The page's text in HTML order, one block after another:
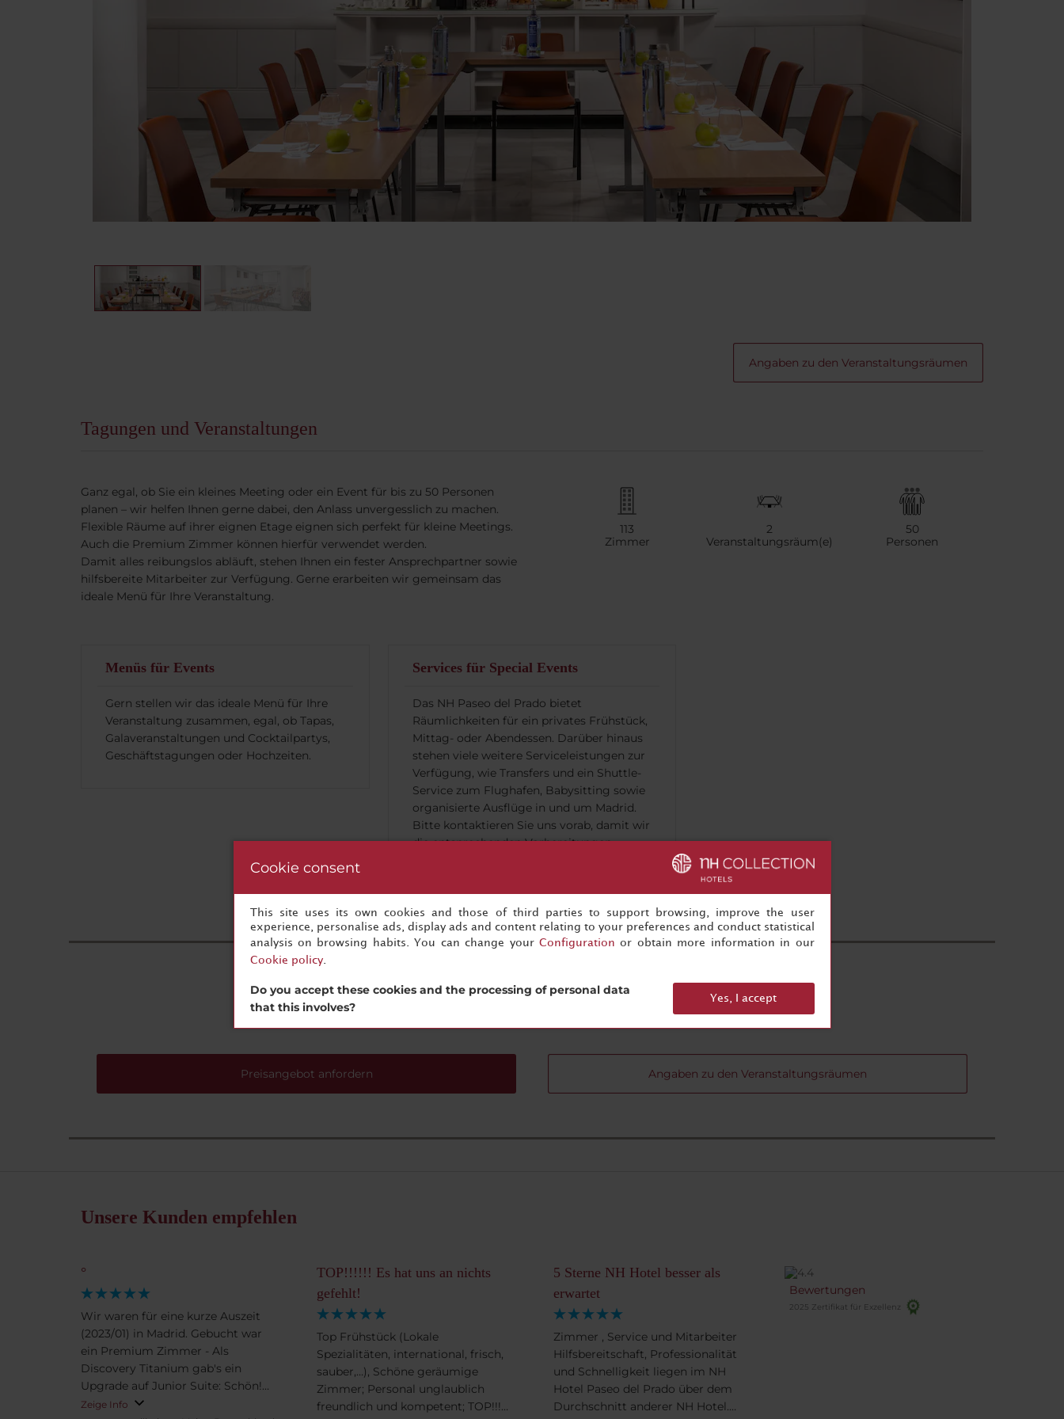
Angaben zu den Veranstaltungsräumen
Tagungen und Veranstaltungen
Ganz egal, ob Sie ein kleines Meeting oder ein Event für bis zu 50 Personen
planen – wir helfen Ihnen gerne dabei, den Anlass unvergesslich zu machen.
Flexible Räume auf ihrer eignen Etage eignen sich perfekt für kleine Meetings.
Auch die Premium Zimmer können hierfür verwendet werden.
Damit alles reibungslos abläuft, stehen Ihnen ein fester Ansprechpartner sowie
hilfsbereite Mitarbeiter zur Verfügung. Gerne erarbeiten wir gemeinsam das
ideale Menü für Ihre Veranstaltung.
113
Zimmer
2
Veranstaltungsräum(e)
50
Personen
Menüs für Events
Gern stellen wir das ideale Menü für Ihre
Veranstaltung zusammen, egal, ob Tapas,
Galaveranstaltungen und Cocktailpartys,
Geschäftstagungen oder Hochzeiten.
Services für Special Events
Das NH Paseo del Prado bietet
Räumlichkeiten für ein privates Frühstück,
Mittag- oder Abendessen. Darüber hinaus
stehen viele weitere Serviceleistungen zur
Verfügung, wie Transfers und ein Shuttle-
Service zum Flughafen, Babysitting sowie
organisierte Ausflüge in und um Madrid.
Bitte kontaktieren Sie uns vorab, damit wir
die entsprechenden Vorbereitungen
Ihre nächste erfolgreiche Veranstaltung ist nur einen Klick entfernt
Preisangebot anfordern Angaben zu den Veranstaltungsräumen
Unsere Kunden empfehlen
°
Wir waren für eine kurze Auszeit
(2023/01) in Madrid. Gebucht war
ein Premium Zimmer - Als
Discovery Titanium gab's ein
Upgrade auf Junior Suite: Schön!
Frühstück war TOP! Lage natürlich
Zeige Info
TOP!!!!!! Es hat uns an nichts
gefehlt!
Top Frühstück (Lokale
Spezialitäten, international, frisch,
sauber,…), Schöne geräumige
Zimmer; Personal unglaublich
freundlich und kompetent; TOP!!!!!!
5 Sterne NH Hotel besser als
erwartet
Zimmer , Service und Mitarbeiter
Hilfsbereitschaft, Professionalität
und Schnelligkeit liegen im NH
Hotel Paseo del Prado über dem
Durchschnitt anderer NH Hotel.
Bewertungen
2025 Zertifikat für Exzellenz
Cookie consent
This site uses its own cookies and those of third parties to support browsing, improve the user
experience, personalise ads, display ads and content relating to your preferences and conduct statistical
analysis on browsing habits. You can change your Configuration or obtain more information in our
Cookie policy.
Do you accept these cookies and the processing of personal data
that this involves?
Yes, I accept